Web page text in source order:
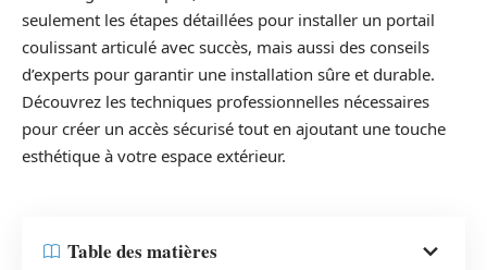
seulement les étapes détaillées pour installer un portail
coulissant articulé avec succès, mais aussi des conseils
d’experts pour garantir une installation sûre et durable.
Découvrez les techniques professionnelles nécessaires
pour créer un accès sécurisé tout en ajoutant une touche
esthétique à votre espace extérieur.
Table des matières